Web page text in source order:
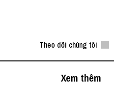
Theo dõi chúng tôi
Xem thêm